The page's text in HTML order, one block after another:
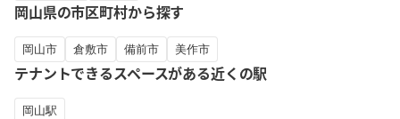
岡山県の市区町村から探す
岡山市 倉敷市 備前市 美作市
テナントできるスペースがある近くの駅
岡山駅